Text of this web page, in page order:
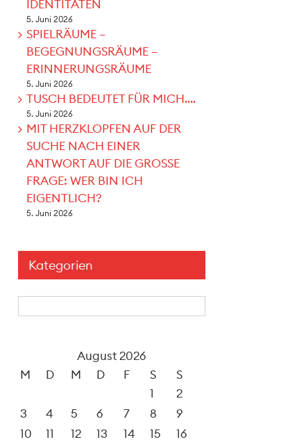
IDENTITÄTEN
5. Juni 2026
SPIELRÄUME –
BEGEGNUNGSRÄUME –
ERINNERUNGSRÄUME
5. Juni 2026
TUSCH BEDEUTET FÜR MICH….
5. Juni 2026
MIT HERZKLOPFEN AUF DER
SUCHE NACH EINER
ANTWORT AUF DIE GROSSE
FRAGE: WER BIN ICH
EIGENTLICH?
5. Juni 2026
Kategorien
August 2026
M
D M D F S
S
1
2
3
4 5 6 7 8
9
10
11 12 13 14 15
16